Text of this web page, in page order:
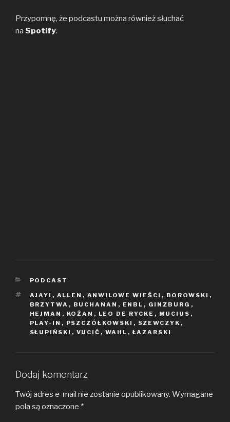
Przypomnę, że podcastu można również słuchać
na Spotify.
KATEGORIE
PODCAST
TAGI
AJAYI , ALLEN , ANWILOWE WIEŚCI , BOROWSKI ,
BRZYTWA , BUCHANAN , ENBL , GINZBURG ,
HEJMAN , KOŻAN , LEO DE RYCKE , MUCIUS ,
PLAY-IN , PSZCZÓŁKOWSKI , SZEWCZYK ,
SŁUPIŃSKI , VUCIĆ , WAHL , ŁAZARSKI
Dodaj komentarz
Twój adres e-mail nie zostanie opublikowany. Wymagane
pola są oznaczone *